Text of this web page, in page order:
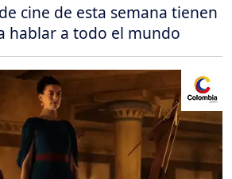
cine de esta semana tienen
hablar a todo el mundo